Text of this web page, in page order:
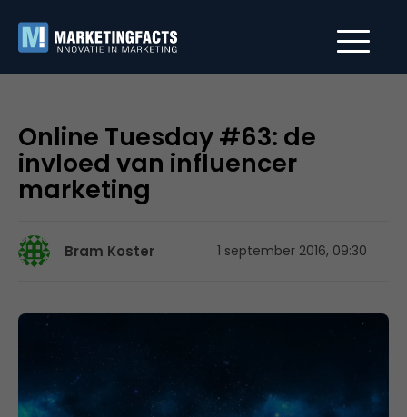
Online Tuesday #63: de
invloed van influencer
marketing
Bram Koster 1 september 2016, 09:30